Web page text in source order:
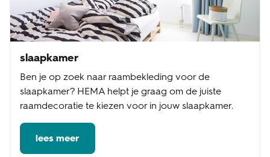
slaapkamer
Ben je op zoek naar raambekleding voor de
slaapkamer? HEMA helpt je graag om de juiste
raamdecoratie te kiezen voor in jouw slaapkamer.
lees meer